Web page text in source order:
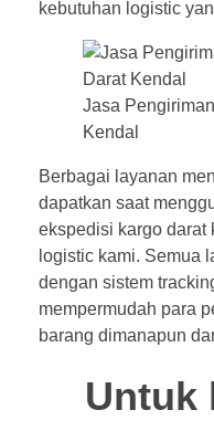
kebutuhan logistic
Jasa
Kendal
Berbagai layanan
dapatkan saat
ekspedisi kargo darat
logistic kami. Semua
dengan sistem
mempermudah para
barang dimanapun
Untuk